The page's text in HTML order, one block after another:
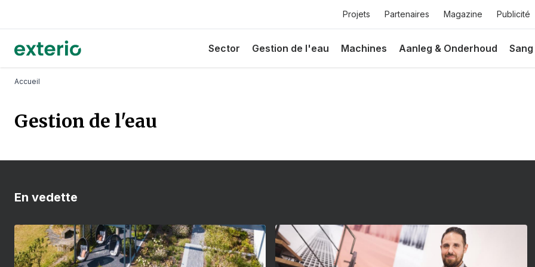
principal
Top
Projets Partenaires Magazine Publicité
Exterio
Sector
Gestion de l'eau Machines Aanleg & Onderhoud
Fil d'Ariane
Accueil
Gestion de l'eau
En vedette